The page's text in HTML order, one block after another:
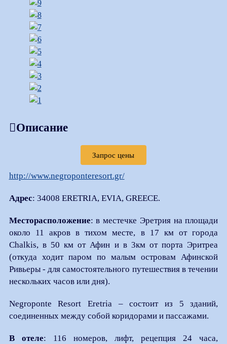
Описание
Запрос цены
http://www.negroponteresort.gr/
Адрес: 34008 ERETRIA, EVIA, GREECE.
Месторасположение: в местечке Эретрия на площади
около 11 акров в тихом месте, в 17 км от города
Chalkis, в 50 км от Афин и в 3км от порта Эритреа
(откуда ходит паром по малым островам Афинской
Ривьеры - для самостоятельного путешествия в течении
нескольких часов или дня).
Negroponte Resort Eretria – состоит из 5 зданий,
соединенных между собой коридорами и пассажами.
В отеле: 116 номеров, лифт, рецепция 24 часа,